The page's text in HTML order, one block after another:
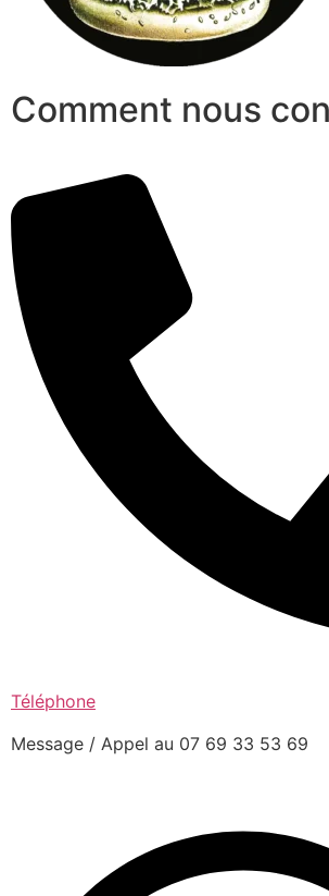
Comment nous
Téléphone
Message / Appel au 07 69 33 53 69